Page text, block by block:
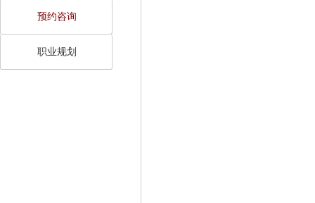
预约咨询
职业规划